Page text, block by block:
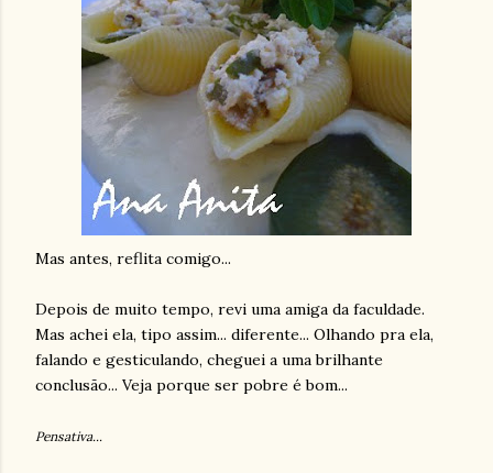
Mas antes, reflita comigo...
Depois de muito tempo, revi uma amiga da faculdade.
Mas achei ela, tipo assim... diferente... Olhando pra ela,
falando e gesticulando, cheguei a uma brilhante
conclusão... Veja porque ser pobre é bom...
Pensativa...